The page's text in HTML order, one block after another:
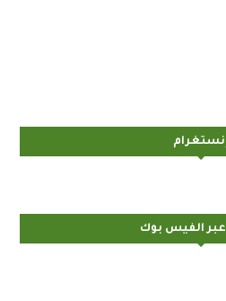
عبر الفيس بوك